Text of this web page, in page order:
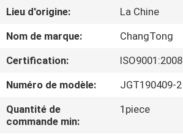
SUJET
DE
NOUS
VISITE
D'USINE
Lieu d'origine:
La Chine
Nom de marque:
ChangTong
Certification:
ISO9001:2008
Numéro de modèle:
JGT190409-2
Quantité de
commande min:
1piece